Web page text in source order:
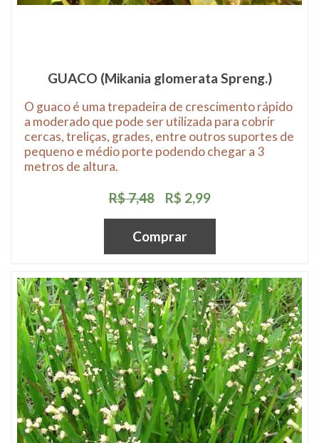
GUACO (Mikania glomerata Spreng.)
O guaco é uma trepadeira de crescimento rápido
a moderado que pode ser utilizada para cobrir
cercas, treliças, grades, entre outros suportes de
pequeno e médio porte podendo chegar a 3
metros de altura.
R$ 7,48 R$ 2,99
Comprar